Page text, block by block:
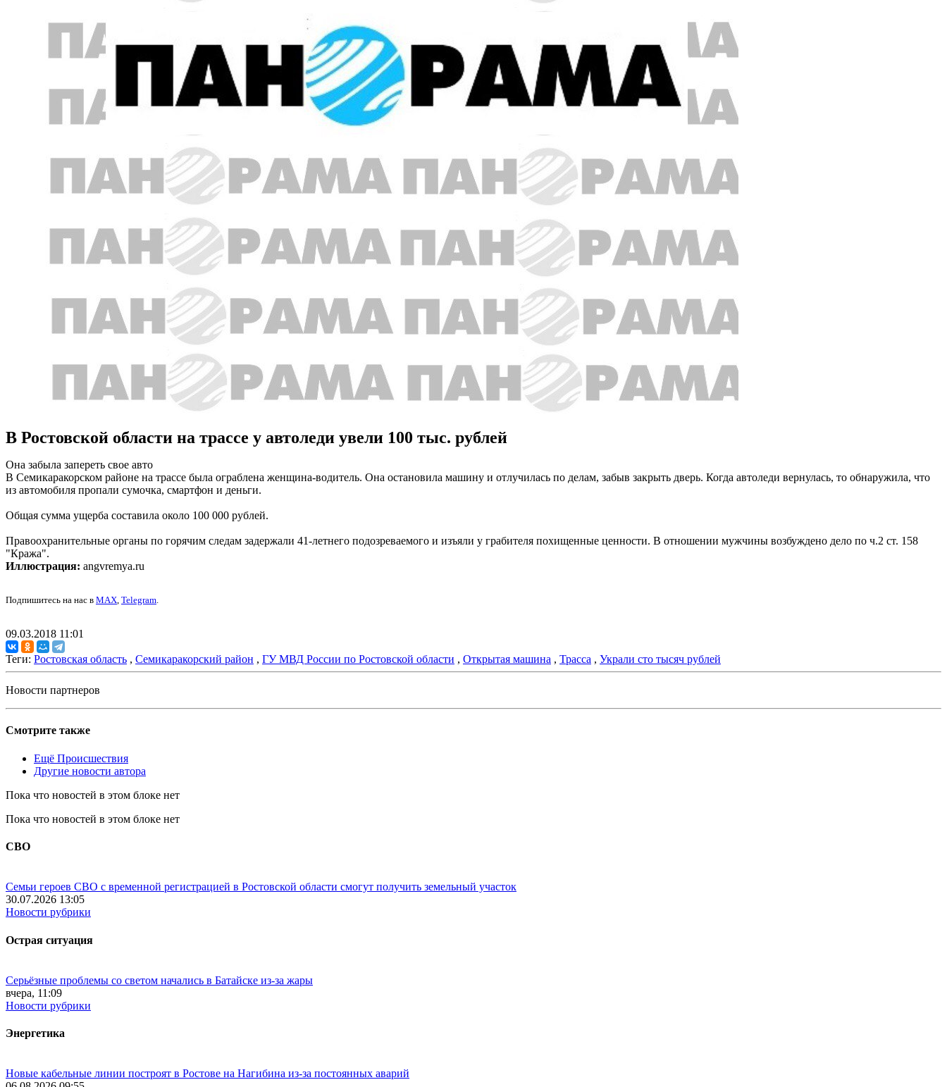
В Ростовской области на трассе у автоледи увели 100 тыс. рублей
Она забыла запереть свое авто
В Семикаракорском районе на трассе была ограблена женщина-водитель. Она остановила машину и отлучилась по делам, забыв закрыть дверь. Когда автоледи вернулась, то обнаружила, что
из автомобиля пропали сумочка, смартфон и деньги.
Общая сумма ущерба составила около 100 000 рублей.
Правоохранительные органы по горячим следам задержали 41-летнего подозреваемого и изъяли у грабителя похищенные ценности. В отношении мужчины возбуждено дело по ч.2 ст. 158
"Кража".
Иллюстрация: angvremya.ru
Подпишитесь на нас в MAX, Telegram.
09.03.2018 11:01
Теги: Ростовская область , Семикаракорский район , ГУ МВД России по Ростовской области , Открытая машина , Трасса , Украли сто тысяч рублей
Новости партнеров
Смотрите также
Ещё Происшествия
Другие новости автора
Пока что новостей в этом блоке нет
Пока что новостей в этом блоке нет
СВО
Семьи героев СВО с временной регистрацией в Ростовской области смогут получить земельный участок
30.07.2026 13:05
Новости рубрики
Острая ситуация
Серьёзные проблемы со светом начались в Батайске из-за жары
вчера, 11:09
Новости рубрики
Энергетика
Новые кабельные линии построят в Ростове на Нагибина из-за постоянных аварий